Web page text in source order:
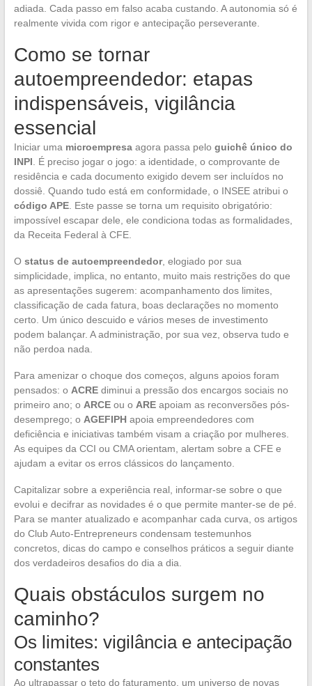
adiada. Cada passo em falso acaba custando. A autonomia só é
realmente vivida com rigor e antecipação perseverante.
Como se tornar
autoempreendedor: etapas
indispensáveis, vigilância
essencial
Iniciar uma microempresaagora passa pelo guichê único do
INPI . É preciso jogar o jogo: a identidade, o comprovante de
residência e cada documento exigido devem ser incluídos no
dossiê. Quando tudo está em conformidade, o INSEE atribui o
código APE. Este passe se torna um requisito obrigatório:
impossível escapar dele, ele condiciona todas as formalidades,
da Receita Federal à CFE.
O status de autoempreendedor, elogiado por sua
simplicidade, implica, no entanto, muito mais restrições do que
as apresentações sugerem: acompanhamento dos limites,
classificação de cada fatura, boas declarações no momento
certo. Um único descuido e vários meses de investimento
podem balançar. A administração, por sua vez, observa tudo e
não perdoa nada.
Para amenizar o choque dos começos, alguns apoios foram
pensados: o ACREdiminui a pressão dos encargos sociais no
primeiro ano; o ARCEou o AREapoiam as reconversões pós-
desemprego; o AGEFIPHapoia empreendedores com
deficiência e iniciativas também visam a criação por mulheres.
As equipes da CCI ou CMA orientam, alertam sobre a CFE e
ajudam a evitar os erros clássicos do lançamento.
Capitalizar sobre a experiência real, informar-se sobre o que
evolui e decifrar as novidades é o que permite manter-se de pé.
Para se manter atualizado e acompanhar cada curva, os artigos
do Club Auto-Entrepreneurs condensam testemunhos
concretos, dicas do campo e conselhos práticos a seguir diante
dos verdadeiros desafios do dia a dia.
Quais obstáculos surgem no
caminho?
Os limites: vigilância e antecipação
constantes
Ao ultrapassar o teto do faturamento, um universo de novas